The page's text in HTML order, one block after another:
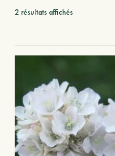
2 résultats affichés